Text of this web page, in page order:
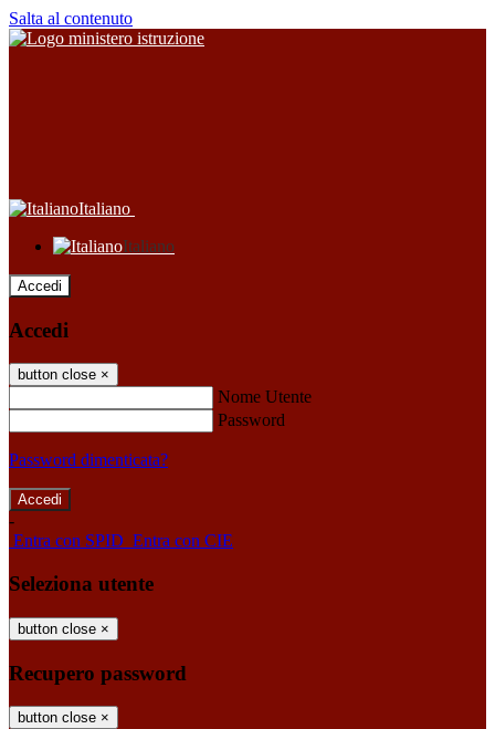
Salta al contenuto
Italiano
Italiano
Accedi
Accedi
button close ×
Nome Utente
Password
Password dimenticata?
-
Entra con SPID Entra con CIE
Seleziona utente
button close ×
Recupero password
button close ×